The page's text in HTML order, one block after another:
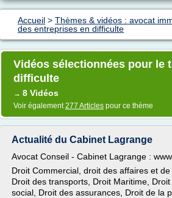
Accueil > Thèmes & vidéos : avocat
des entreprises en difficulte
Vidéos sélectionnées pour le
difficulte
→ 8 Vidéos
Voir également277 Articles pour ce thème
Actualité du Cabinet Lagrange
Avocat Conseil - Cabinet Lagrange :
Droit Commercial, droit des affaires et
Droit des transports, Droit Maritime,
social, Droit des assurances, Droit de la